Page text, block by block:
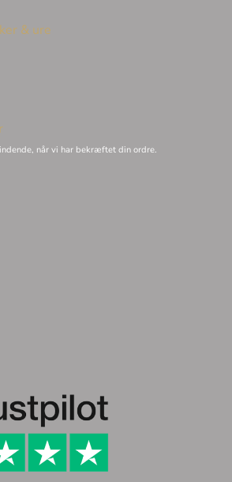
& ure
når vi har bekræftet din ordre.